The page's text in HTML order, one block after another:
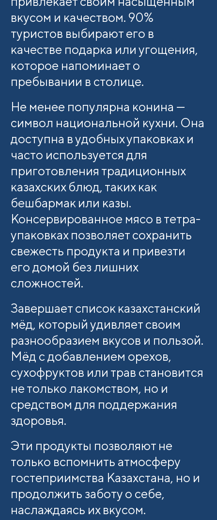
вкусом и качеством. 90%
туристов выбирают его в
качестве подарка или угощения,
которое напоминает о
пребывании в столице.
Не менее популярна конина —
символ национальной кухни. Она
доступна в удобных упаковках и
часто используется для
приготовления традиционных
казахских блюд, таких как
бешбармак или казы.
Консервированное мясо в тетра-
упаковках позволяет сохранить
свежесть продукта и привезти
его домой без лишних
сложностей.
Завершает список казахстанский
мёд, который удивляет своим
разнообразием вкусов и пользой.
Мёд с добавлением орехов,
сухофруктов или трав становится
не только лакомством, но и
средством для поддержания
здоровья.
Эти продукты позволяют не
только вспомнить атмосферу
гостеприимства Казахстана, но и
продолжить заботу о себе,
наслаждаясь их вкусом.